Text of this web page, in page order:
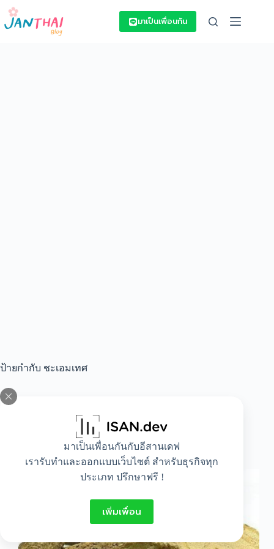
Skip
content
มาเป็นเพื่อนกันกับอีสานเดฟ
เรารับทำและออกแบบเว็บไซต์ สำหรับธุรกิจทุก
ประเภท ปรึกษาฟรี !
เพิ่มเพื่อน
มาเป็นเพื่อนกัน
ป้ายกำกับ ชะเอมเทศ
Healthy Idea
ชะเอม…สมุนไพรทำยารักษาแมว